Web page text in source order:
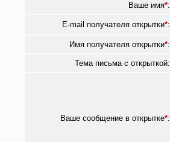
Ваше имя*:
E-mail получателя открытки*:
Имя получателя открытки*:
Тема письма с открыткой:
Ваше сообщение в открытке*: